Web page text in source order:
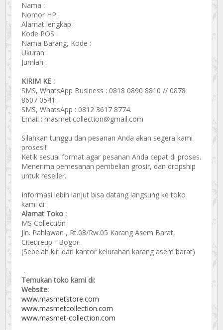
Nama :
Nomor HP:
Alamat lengkap :
Kode POS :
Nama Barang, Kode :
Ukuran :
Jumlah :
KIRIM KE :
SMS, WhatsApp Business : 0818 0890 8810 // 0878
8607 0541.
SMS, WhatsApp : 0812 3617 8774.
Email : masmet.collection@gmail.com
Silahkan tunggu dan pesanan Anda akan segera kami
proses!!!
Ketik sesuai format agar pesanan Anda cepat di proses.
Menerima pemesanan pembelian grosir, dan dropship
untuk reseller.
Informasi lebih lanjut bisa datang langsung ke toko
kami di :
Alamat Toko :
MS Collection
Jln. Pahlawan , Rt.08/Rw.05 Karang Asem Barat,
Citeureup - Bogor.
(Sebelah kiri dari kantor kelurahan karang asem barat)
.
Temukan toko kami di:
Website:
www.masmetstore.com
www.masmetcollection.com
www.masmet-collection.com